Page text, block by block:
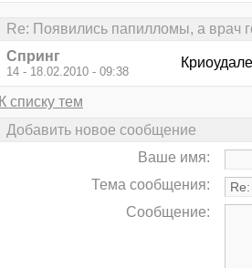
Re: Появились папилломы, а врач
Спринг
14 - 18.02.2010 - 09:38
К списку тем
Добавить новое сообщение
Ваше имя:
Тема сообщения:
Сообщение: